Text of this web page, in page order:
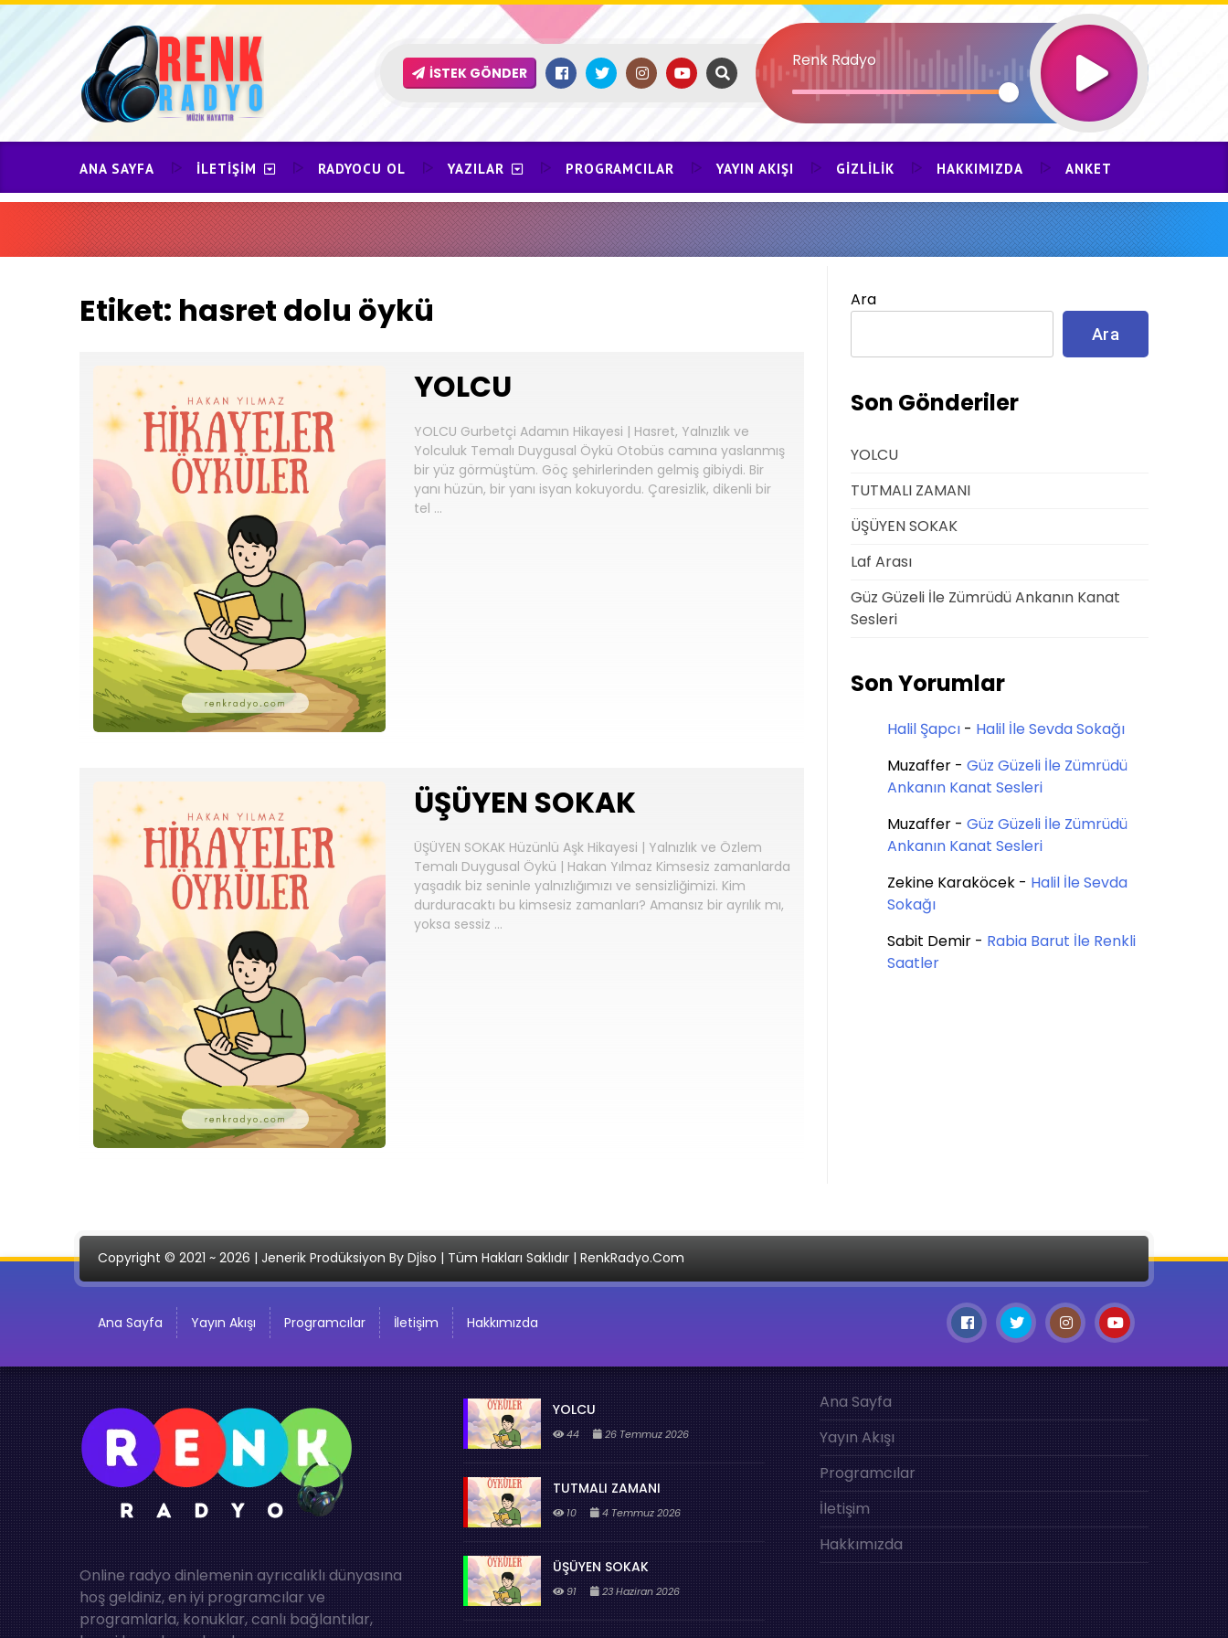
Skip
content
İSTEK GÖNDER
Renk Radyo
ANA SAYFA İLETIŞIM RADYOCU OL YAZILAR PROGRAMCILAR YAYIN AKIŞI GIZLILIK HAKKIMIZDA ANKET
Etiket: hasret dolu öykü
YOLCU
YOLCU Gurbetçi Adamın Hikayesi | Hasret, Yalnızlık ve
Yolculuk Temalı Duygusal Öykü Otobüs camına yaslanmış
bir yüz görmüştüm. Göç şehirlerinden gelmiş gibiydi. Bir
yanı hüzün, bir yanı isyan kokuyordu. Çaresizlik, dikenli bir
tel …
ÜŞÜYEN SOKAK
ÜŞÜYEN SOKAK Hüzünlü Aşk Hikayesi | Yalnızlık ve Özlem
Temalı Duygusal Öykü | Hakan Yılmaz Kimsesiz zamanlarda
yaşadık biz seninle yalnızlığımızı ve sensizliğimizi. Kim
durduracaktı bu kimsesiz zamanları? Amansız bir ayrılık mı,
yoksa sessiz …
Ara
Ara
Son Gönderiler
YOLCU
TUTMALI ZAMANI
ÜŞÜYEN SOKAK
Laf Arası
Güz Güzeli İle Zümrüdü Ankanın Kanat
Sesleri
Son Yorumlar
Halil Şapcı - Halil İle Sevda Sokağı
Muzaffer - Güz Güzeli İle Zümrüdü
Ankanın Kanat Sesleri
Muzaffer - Güz Güzeli İle Zümrüdü
Ankanın Kanat Sesleri
Zekine Karaköcek - Halil İle Sevda
Sokağı
Sabit Demir - Rabia Barut İle Renkli
Saatler
Copyright © 2021 ~ 2026 | Jenerik Prodüksiyon By Djİso | Tüm Hakları Saklıdır | RenkRadyo.Com
Ana Sayfa Yayın Akışı Programcılar İletişim Hakkımızda
Online radyo dinlemenin ayrıcalıklı dünyasına
hoş geldiniz, en iyi programcılar ve
programlarla, konuklar, canlı bağlantılar,
YOLCU
44 26 Temmuz 2026
TUTMALI ZAMANI
10 4 Temmuz 2026
ÜŞÜYEN SOKAK
91 23 Haziran 2026
Ana Sayfa
Yayın Akışı
Programcılar
İletişim
Hakkımızda